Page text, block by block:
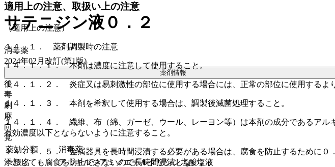
適用上の注意、取扱い上の注意
（適用上の注意）
１４．１． 薬剤調製時の注意
１４．１．１． 本剤は濃度に注意して使用すること。
１４．１．２． 炎症又は易刺激性の部位に使用する場合には、正常の部位に使用するよ
１４．１．３． 本剤を希釈して使用する場合は、調製後滅菌処理すること。
１４．１．４． 繊維、布（綿、ガーゼ、ウール、レーヨン等）は本剤の成分であるアル
有効濃度以下とならないように注意すること。
１４．１．５． 金属器具を長時間浸漬する必要がある場合は、腐食を防止するために
添加しても腐食を防止できないので長時間浸漬しない）。
サテニジン液０．２
消毒薬
2024年02月改訂(第1版)
薬剤情報
後
毒
劇
麻
向
覚
薬効分類
消毒薬
一般名
アルキルジアミノエチルグリシン塩酸塩液